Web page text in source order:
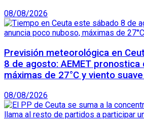
08/08/2026
Previsión meteorológica en
8 de agosto: AEMET
máximas de 27°C y viento
08/08/2026